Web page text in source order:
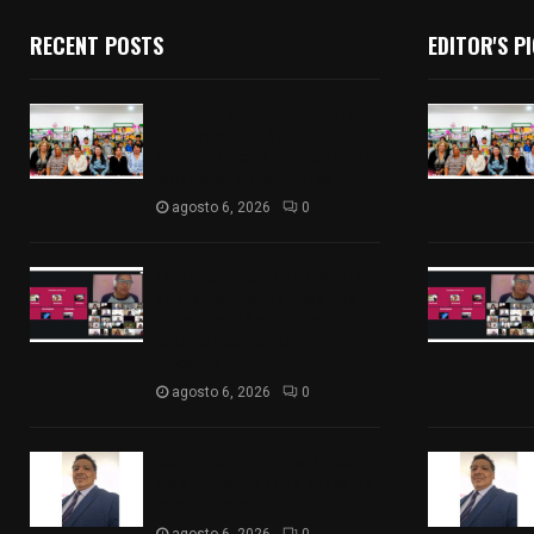
RECENT POSTS
agosto 6, 2026 0
agosto 6, 2026 0
EDITOR'S